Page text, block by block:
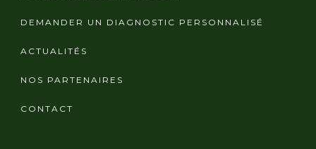
DEMANDER UN DIAGNOSTIC PERSONNALISÉ
ACTUALITÉS
NOS PARTENAIRES
CONTACT